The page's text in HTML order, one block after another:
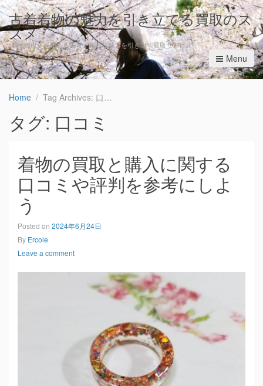
古着着物の魅力を引き立てる買取のス
スメ
“着物の歴史を感じる古着、新たな魅力を引き出す買取サービス”
Menu
Home Tag Archives: 口コミ
タグ: 口コミ
着物の買取と購入に関する
口コミや評判を参考にしよ
う
Posted on 2024年6月24日
By Ercole
Leave a comment